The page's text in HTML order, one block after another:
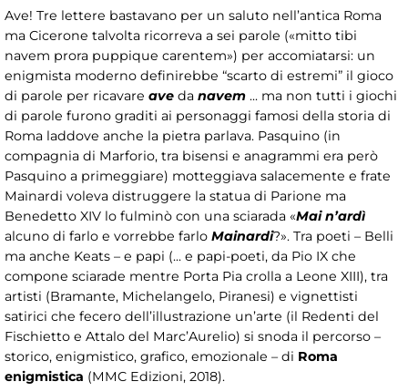
Ave! Tre lettere bastavano per un saluto nell’antica Roma
ma Cicerone talvolta ricorreva a sei parole («mitto tibi
navem prora puppique carentem») per accomiatarsi: un
enigmista moderno definirebbe “scarto di estremi” il gioco
di parole per ricavare ave da navem ... ma non tutti i giochi
di parole furono graditi ai personaggi famosi della storia di
Roma laddove anche la pietra parlava. Pasquino (in
compagnia di Marforio, tra bisensi e anagrammi era però
Pasquino a primeggiare) motteggiava salacemente e frate
Mainardi voleva distruggere la statua di Parione ma
Benedetto XIV lo fulminò con una sciarada «Mai n’ardì
alcuno di farlo e vorrebbe farlo Mainardi?». Tra poeti – Belli
ma anche Keats – e papi (... e papi-poeti, da Pio IX che
compone sciarade mentre Porta Pia crolla a Leone XIII), tra
artisti (Bramante, Michelangelo, Piranesi) e vignettisti
satirici che fecero dell’illustrazione un’arte (il Redenti del
Fischietto e Attalo del Marc’Aurelio) si snoda il percorso –
storico, enigmistico, grafico, emozionale – di Roma
enigmistica (MMC Edizioni, 2018).